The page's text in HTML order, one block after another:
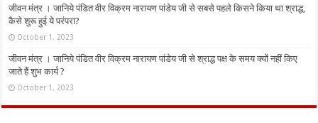
जीवन मंत्र । जानिये पंडित वीर विक्रम नारायण पांडेय जी से सबसे पहले किसने किया था श्राद्ध,
कैसे शुरू हुई ये परंपरा?
October 1, 2023
जीवन मंत्र । जानिये पंडित वीर विक्रम नारायण पांडेय जी से श्राद्ध पक्ष के समय क्यों नहीं किए
जाते हैं शुभ कार्य ?
October 1, 2023